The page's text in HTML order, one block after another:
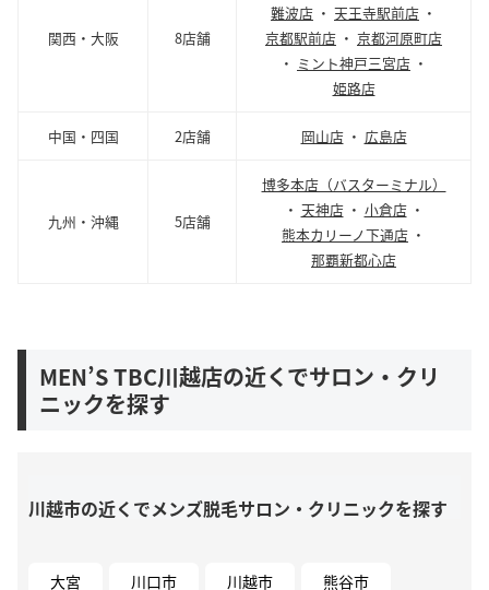
関西・大阪 8店舗
難波店 ・ 天王寺駅前店 ・
京都駅前店 ・ 京都河原町店
・ ミント神戸三宮店 ・
姫路店
中国・四国 2店舗 岡山店・ 広島店
九州・沖縄 5店舗
博多本店（バスターミナル）
・ 天神店・ 小倉店・
熊本カリーノ下通店 ・
那覇新都心店
MEN’S TBC川越店の近くでサロン・クリ
ニックを探す
川越市の近くでメンズ脱毛サロン・クリニックを探す
大宮 川口市 川越市 熊谷市